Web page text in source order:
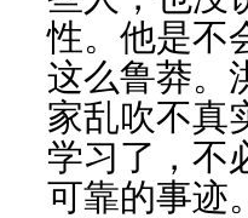
性。他是不
这么鲁莽。
家乱吹不真
学习了，不
可靠的事迹